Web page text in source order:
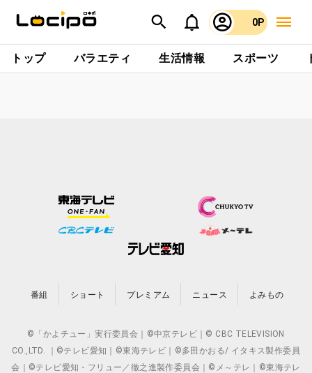
0P
トップ バラエティ 生活情報 スポーツ
番組 ショート プレミアム ニュース よみもの
©「かよチュー」実行委員会｜©中京テレビ｜© CBC TELEVISION
CO.,LTD. ｜©テレビ愛知｜©東海テレビ｜©多田かおる/ イタキス製作委員
会｜©テレビ愛知・フリュー／徹之進製作委員会｜©メ～テレ｜©東海テレ